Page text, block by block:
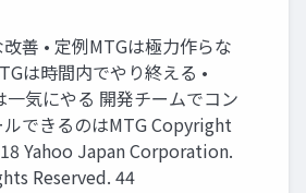
善 • 定例MTGは極力作らな
は時間内でやり終える •
一気にやる 開発チームでコン
ルできるのはMTG Copyright
Yahoo Japan Corporation.
Reserved. 44